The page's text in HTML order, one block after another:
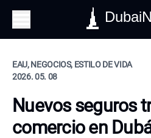
EAU, NEGOCIOS, ESTILO DE VIDA
2026. 05. 08
Nuevos seguros
comercio en